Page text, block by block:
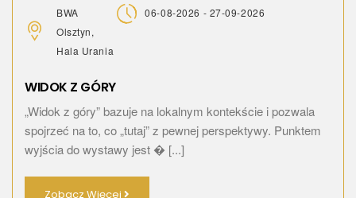
BWA
Olsztyn,
Hala Urania
06-08-2026 - 27-09-2026
WIDOK Z GÓRY
„Widok z góry” bazuje na lokalnym kontekście i pozwala
spojrzeć na to, co „tutaj” z pewnej perspektywy. Punktem
wyjścia do wystawy jest � [...]
Zobacz Więcej